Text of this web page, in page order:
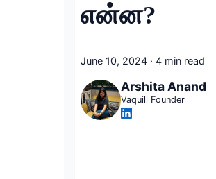
என்ன?
June 10, 2024 · 4 min read
Arshita Anand
Vaquill Founder